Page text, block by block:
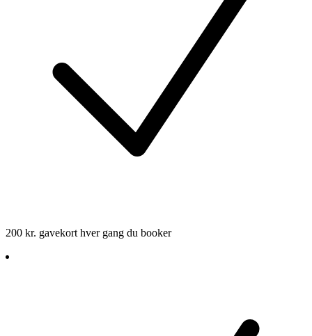
200 kr. gavekort hver gang du booker